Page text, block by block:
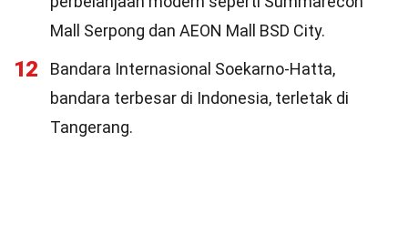
Mall Serpong dan AEON Mall BSD City.
12
Bandara Internasional Soekarno-Hatta,
bandara terbesar di Indonesia, terletak di
Tangerang.